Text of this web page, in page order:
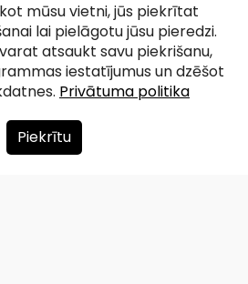
Par mums
mūsu vietni, jūs piekrītat
lai pielāgotu jūsu pieredzi.
atsaukt savu piekrišanu,
iestatījumus un dzēšot
Privātuma politika
Piekrītu